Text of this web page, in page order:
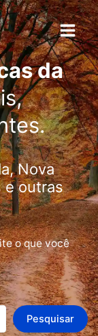
da
Nova
e outras
o que você
Pesquisar